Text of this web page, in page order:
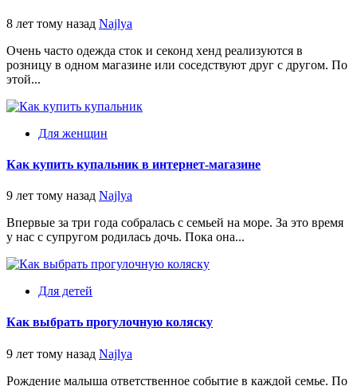
8 лет тому назад Najlya
Очень часто одежда сток и секонд хенд реализуются в
розницу в одном магазине или соседствуют друг с другом. По
этой...
Для женщин
Как купить купальник в интернет-магазине
9 лет тому назад Najlya
Впервые за три года собралась с семьей на море. За это время
у нас с супругом родилась дочь. Пока она...
Для детей
Как выбрать прогулочную коляску
9 лет тому назад Najlya
Рождение малыша ответственное событие в каждой семье. По